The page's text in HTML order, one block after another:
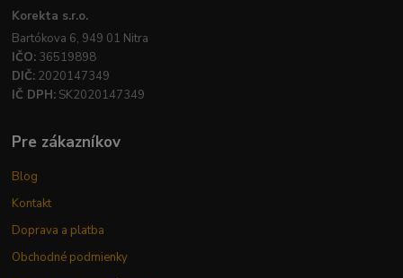
Korekta s.r.o.
Bartókova 6, 949 01 Nitra
IČO: 36519898
DIČ: 2020147349
IČ DPH: SK2020147349
Pre zákazníkov
Blog
Kontakt
Doprava a platba
Obchodné podmienky